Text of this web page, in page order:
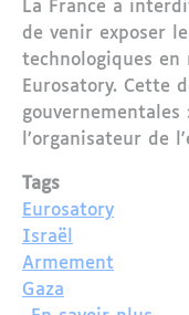
La France a
de venir exposer
technologiques en
Eurosatory. Cette
l’organisateur de
Tags
Eurosatory
Israël
Armement
Gaza